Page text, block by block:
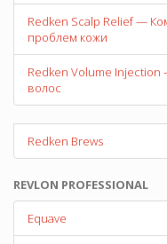
Redken Scalp Relief —
проблем кожи
Redken Volume
волос
Redken Brews
REVLON PROFESSIONAL
Equave